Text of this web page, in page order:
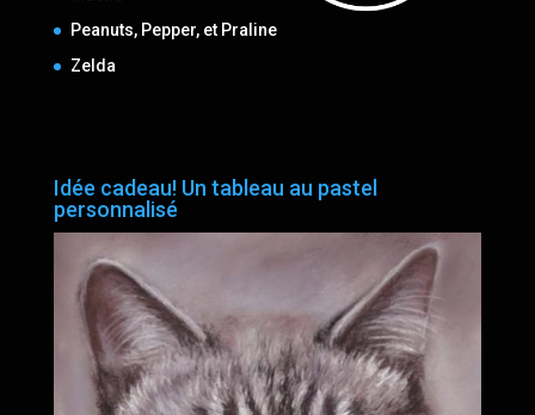
Peanuts, Pepper, et Praline
Zelda
Idée cadeau! Un tableau au pastel
personnalisé